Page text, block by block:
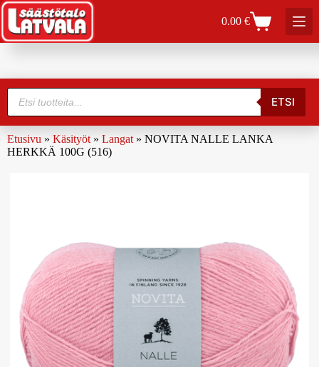
0.00€
ETSI
Etusivu » Käsityöt » Langat » NOVITA NALLE LANKA
HERKKÄ 100G (516)